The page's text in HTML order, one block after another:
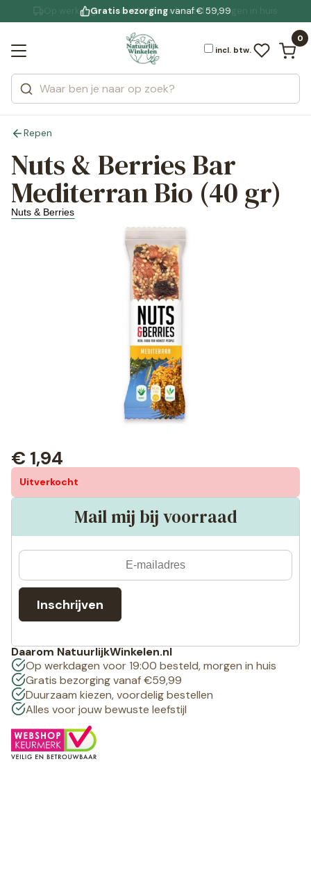
Jouw bewuste leefstijl
voor 19:00 uur besteld
Gratis bezorgingvanaf € 59,99
incl. btw.
0
Zoeken
Categorieën
Merken
Bekijk alle resultaten
Repen
Nuts & Berries Bar
Mediterran Bio (40 gr)
Nuts & Berries
Uitverkocht
€ 1,94
Mail mij bij voorraad
Inschrijven
Daarom NatuurlijkWinkelen.nl
Op werkdagen voor 19:00 besteld, morgen in huis
Gratis bezorging vanaf €59,99
Duurzaam kiezen, voordelig bestellen
Alles voor jouw bewuste leefstijl